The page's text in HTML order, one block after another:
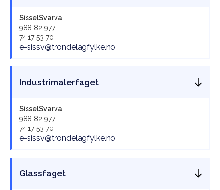
SisselSvarva
988 82 977
74 17 53 70
e-sissv@trondelagfylke.no
Industrimalerfaget
SisselSvarva
988 82 977
74 17 53 70
e-sissv@trondelagfylke.no
Glassfaget